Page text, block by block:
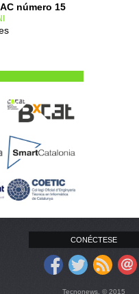
número 15
CONÉCTESE
Tecnonews. © 2015